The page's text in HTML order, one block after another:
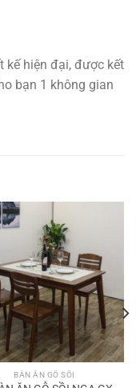
kế hiện đại, được kết
bạn 1 không gian
BÀN ĂN GỖ SỒI